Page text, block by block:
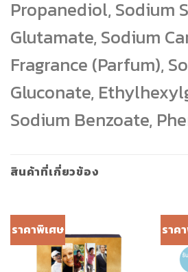
Propanediol, Sodium
Glutamate, Sodium
Fragrance (Parfum),
Gluconate,
Sodium Benzoate,
สินค้าที่เกี่ยวข้อง
ราคาพิเศษ ราค